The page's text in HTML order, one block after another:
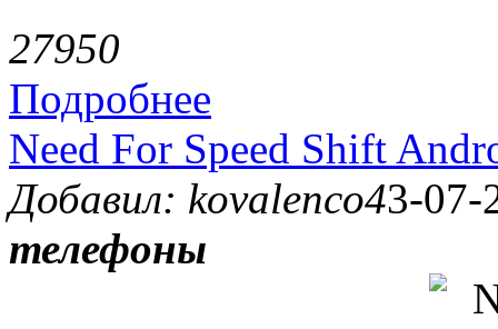
27950
Подробнее
Need For Speed Shift
Добавил: kovalenco43-07-
телефоны